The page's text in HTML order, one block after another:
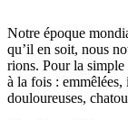
Notre époque
qu’il en soit, nous
rions. Pour la simple
à la fois :
douloureuses,